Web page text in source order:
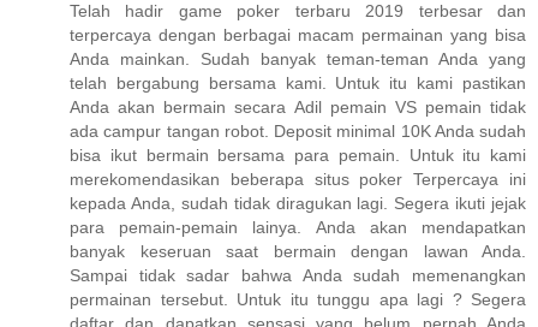
Telah hadir game poker terbaru 2019 terbesar dan
terpercaya dengan berbagai macam permainan yang bisa
Anda mainkan. Sudah banyak teman-teman Anda yang
telah bergabung bersama kami. Untuk itu kami pastikan
Anda akan bermain secara Adil pemain VS pemain tidak
ada campur tangan robot. Deposit minimal 10K Anda sudah
bisa ikut bermain bersama para pemain. Untuk itu kami
merekomendasikan beberapa situs poker Terpercaya ini
kepada Anda, sudah tidak diragukan lagi. Segera ikuti jejak
para pemain-pemain lainya. Anda akan mendapatkan
banyak keseruan saat bermain dengan lawan Anda.
Sampai tidak sadar bahwa Anda sudah memenangkan
permainan tersebut. Untuk itu tunggu apa lagi ? Segera